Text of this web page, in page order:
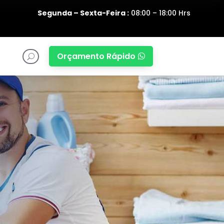
Segunda – Sexta-Feira :08:00 – 18:00 Hrs
U Orçamento Rápido 